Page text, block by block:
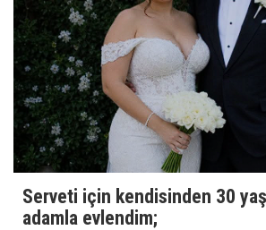
Serveti için kendisinden 30
adamla evlendim;